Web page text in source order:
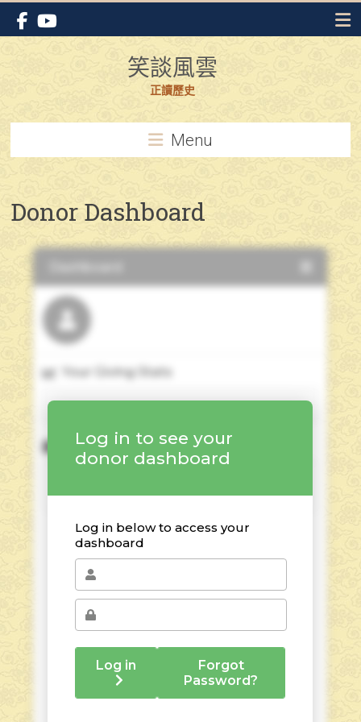
Skip
content
笑談風雲
正讀歷史
Menu
Donor Dashboard